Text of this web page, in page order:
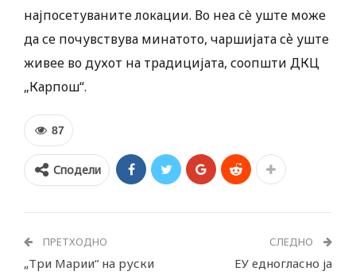
најпосетуваните локации. Во неа сè уште може
да се почувствува минатото, чаршијата сѐ уште
живее во духот на традицијата, соопшти ДКЦ
„Карпош“.
87
Сподели
ПРЕТХОДНО
„Три Марии“ на руски
СЛЕДНО
ЕУ едногласно ја